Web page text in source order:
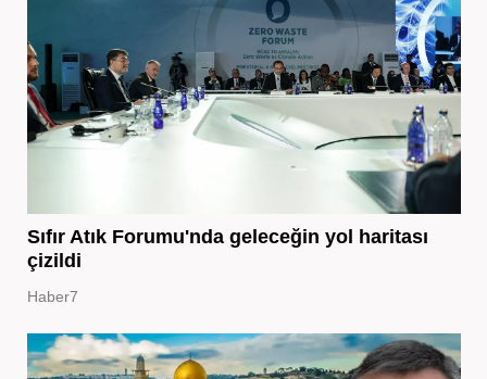
Sıfır Atık Forumu'nda geleceğin yol haritası
çizildi
Haber7